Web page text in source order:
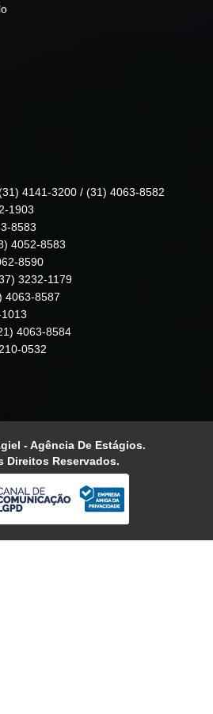
4141-3200 / (31) 4063-8582
1903
8583
4052-8583
8590
3232-1179
4063-8587
4063-8584
0532
- Agência De Estágios.
Direitos Reservados.